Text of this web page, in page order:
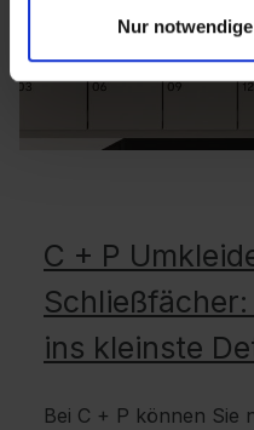
Nur
C + P
ins kleinste
Bei C + P können Sie